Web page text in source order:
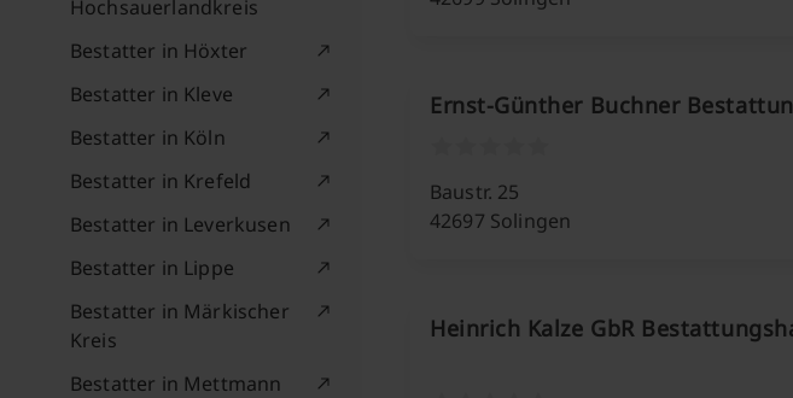
Hochsauerlandkreis
Bestatter in Höxter
Bestatter in Kleve
Bestatter in Köln
Bestatter in Krefeld
Bestatter in Leverkusen
Bestatter in Lippe
Bestatter in Märkischer
Kreis
Bestatter in Mettmann
Ernst-Günther Buchner
Baustr. 25
42697 Solingen
Heinrich Kalze GbR